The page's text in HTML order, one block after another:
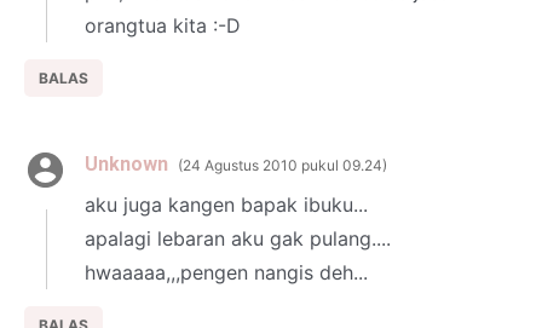
orangtua kita :-D
BALAS
Unknown 24 Agustus 2010 pukul 09.24
aku juga kangen bapak ibuku...
apalagi lebaran aku gak pulang....
hwaaaaa,,,pengen nangis deh...
BALAS